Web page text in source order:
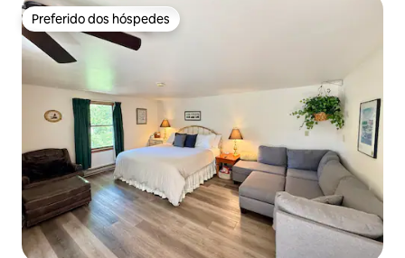
Preferido dos hóspedes
Preferido dos hóspedes